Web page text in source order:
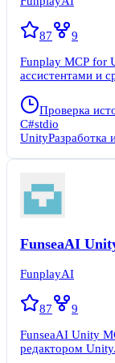
87
9
Funplay MCP for
ассистентами и
LM Studio и
проектом в
вручную
шаблонные
проекта. Сервер запускается прямо в редакторе Unity через
естественном
C# скрипты,
встроенный
Проверка
C#stdio
UnityРазработка
FunseaAI
FunplayAI
87
9
FunseaAI Unity
редактором